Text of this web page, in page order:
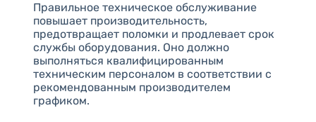
Правильное техническое обслуживание
повышает производительность,
предотвращает поломки и продлевает срок
службы оборудования. Оно должно
выполняться квалифицированным
техническим персоналом в соответствии с
рекомендованным производителем
графиком.